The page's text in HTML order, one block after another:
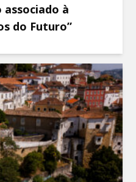
associado à
do Futuro”